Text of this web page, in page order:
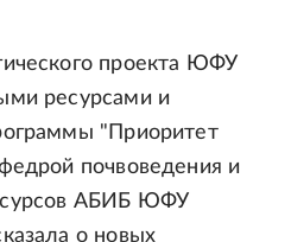
проекта ЮФУ
ресурсами и
"Приоритет
почвоведения и
АБИБ ЮФУ
о новых